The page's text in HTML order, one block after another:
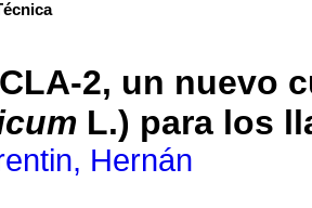
2, un nuevo
L.) para los
Hernán